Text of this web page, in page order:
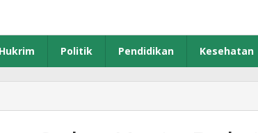
Hukrim Politik Pendidikan Kesehatan